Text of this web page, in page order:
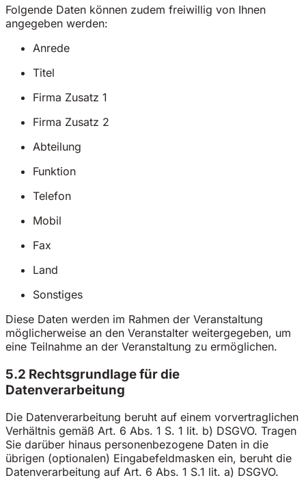
Folgende Daten können zudem freiwillig von Ihnen
angegeben werden:
Anrede
Titel
Firma Zusatz 1
Firma Zusatz 2
Abteilung
Funktion
Telefon
Mobil
Fax
Land
Sonstiges
Diese Daten werden im Rahmen der Veranstaltung
möglicherweise an den Veranstalter weitergegeben, um
eine Teilnahme an der Veranstaltung zu ermöglichen.
5.2 Rechtsgrundlage für die
Datenverarbeitung
Die Datenverarbeitung beruht auf einem vorvertraglichen
Verhältnis gemäß Art. 6 Abs. 1 S. 1 lit. b) DSGVO. Tragen
Sie darüber hinaus personenbezogene Daten in die
übrigen (optionalen) Eingabefeldmasken ein, beruht die
Datenverarbeitung auf Art. 6 Abs. 1 S.1 lit. a) DSGVO.